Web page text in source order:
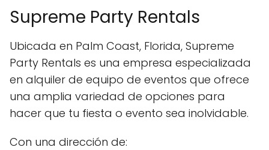
Supreme Party Rentals
Ubicada en Palm Coast, Florida, Supreme
Party Rentals es una empresa especializada
en alquiler de equipo de eventos que ofrece
una amplia variedad de opciones para
hacer que tu fiesta o evento sea inolvidable.
Con una dirección de: